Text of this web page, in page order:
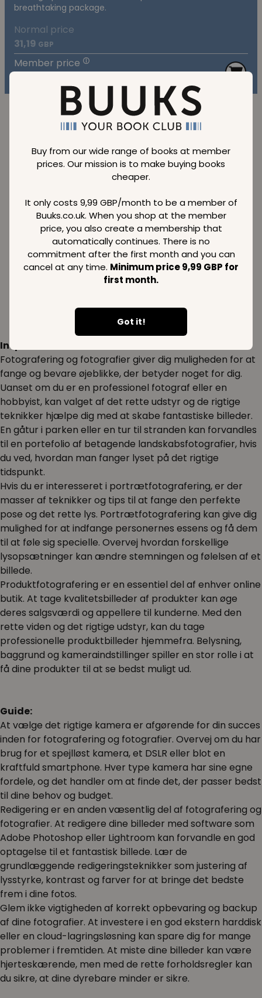
Buy from our wide range of books at member
prices. Our mission is to make buying books
cheaper.
It only costs 9,99 GBP/month to be a member of
Buuks.co.uk. When you shop at the member
price, you also create a membership that
automatically continues. There is no
commitment after the first month and you can
cancel at any time. Minimum price 9,99 GBP for
first month.
Got it!
breathtaking package.
Normal price
31,19 GBP
Member price
38 %
Photographer of
the Year
Normal price
31,19 GBP
Member price
19,49GBP
Inspiration:
Fotografering og fotografier giver dig muligheden for at
fange og bevare øjeblikke, der betyder noget for dig.
Uanset om du er en professionel fotograf eller en
hobbyist, kan valget af det rette udstyr og de rigtige
teknikker hjælpe dig med at skabe fantastiske billeder.
En gåtur i parken eller en tur til stranden kan forvandles
til en portefolio af betagende landskabsfotografier, hvis
du ved, hvordan man fanger lyset på det rigtige
tidspunkt.
Hvis du er interesseret i portrætfotografering, er der
masser af teknikker og tips til at fange den perfekte
pose og det rette lys. Portrætfotografering kan give dig
mulighed for at indfange personernes essens og få dem
til at føle sig specielle. Overvej hvordan forskellige
lysopsætninger kan ændre stemningen og følelsen af et
billede.
Produktfotografering er en essentiel del af enhver online
butik. At tage kvalitetsbilleder af produkter kan øge
deres salgsværdi og appellere til kunderne. Med den
rette viden og det rigtige udstyr, kan du tage
professionelle produktbilleder hjemmefra. Belysning,
baggrund og kameraindstillinger spiller en stor rolle i at
få dine produkter til at se bedst muligt ud.
Guide:
At vælge det rigtige kamera er afgørende for din succes
inden for fotografering og fotografier. Overvej om du har
brug for et spejlløst kamera, et DSLR eller blot en
kraftfuld smartphone. Hver type kamera har sine egne
fordele, og det handler om at finde det, der passer bedst
til dine behov og budget.
Redigering er en anden væsentlig del af fotografering og
fotografier. At redigere dine billeder med software som
Adobe Photoshop eller Lightroom kan forvandle en god
optagelse til et fantastisk billede. Lær de
grundlæggende redigeringsteknikker som justering af
lysstyrke, kontrast og farver for at bringe det bedste
frem i dine fotos.
Glem ikke vigtigheden af korrekt opbevaring og backup
af dine fotografier. At investere i en god ekstern harddisk
eller en cloud-lagringsløsning kan spare dig for mange
problemer i fremtiden. At miste dine billeder kan være
hjerteskærende, men med de rette forholdsregler kan
du sikre, at dine dyrebare minder er sikre.